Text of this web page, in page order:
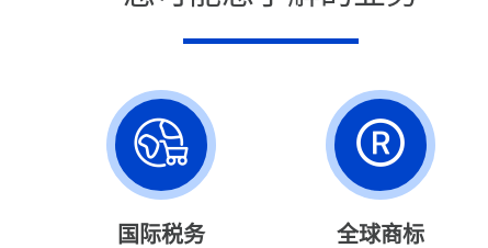
国际税务 全球商标